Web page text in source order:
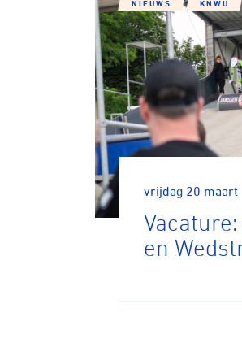
NIEUWS KNWU
vrijdag 20 maart
en